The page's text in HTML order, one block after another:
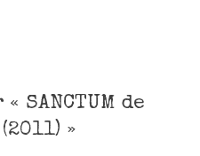
« SANCTUM de
»